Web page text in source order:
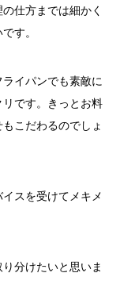
仕方までは細かく
す。
イパンでも素敵に
です。きっとお料
こだわるのでしょ
スを受けてメキメ
分けたいと思いま